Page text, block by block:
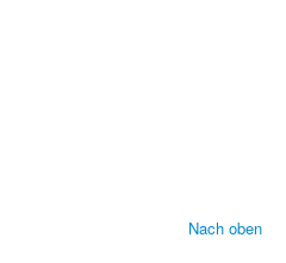
Nach oben